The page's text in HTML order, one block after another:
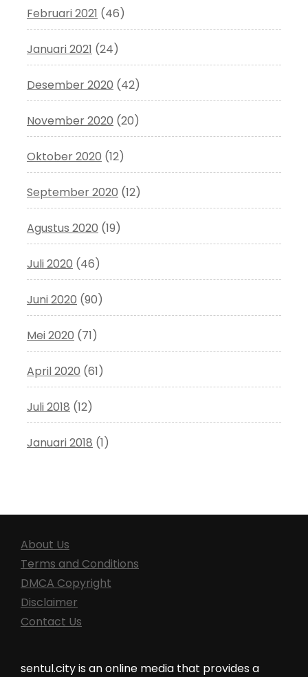
Februari 2021 (46)
Januari 2021 (24)
Desember 2020 (42)
November 2020 (20)
Oktober 2020 (12)
September 2020 (12)
Agustus 2020 (19)
Juli 2020 (46)
Juni 2020 (90)
Mei 2020 (71)
April 2020 (61)
Juli 2018 (12)
Januari 2018 (1)
About Us
Terms and Conditions
DMCA Copyright
Disclaimer
Contact Us
sentul.city is an online media that provides a